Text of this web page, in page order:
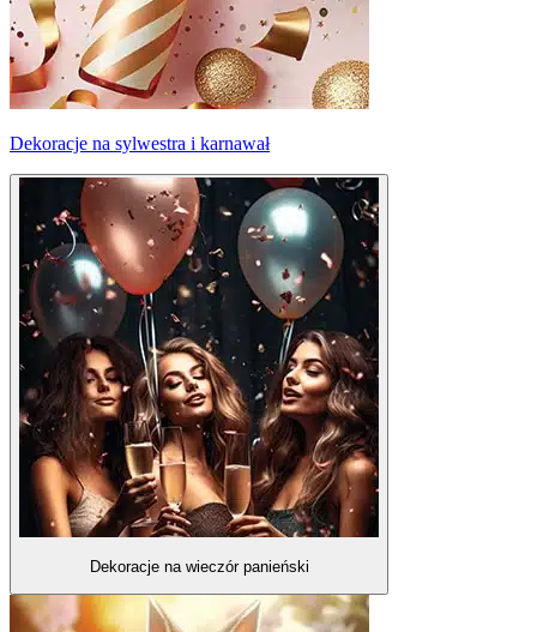
Dekoracje na sylwestra i karnawał
Dekoracje na wieczór panieński